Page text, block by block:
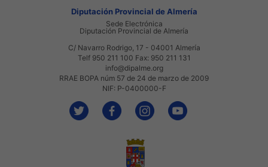
Diputación Provincial de Almería
Sede Electrónica
Diputación Provincial de Almería
C/ Navarro Rodrigo, 17 - 04001 Almería
Telf 950 211 100 Fax: 950 211 131
info@dipalme.org
RRAE BOPA núm 57 de 24 de marzo de 2009
NIF: P-0400000-F